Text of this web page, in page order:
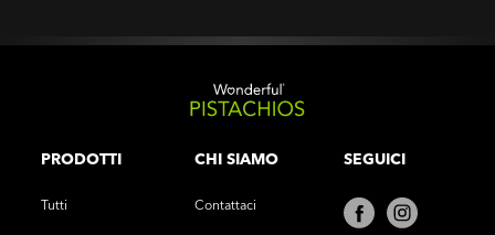
PRODOTTI
Tutti
CHI SIAMO
Contattaci
SEGUICI